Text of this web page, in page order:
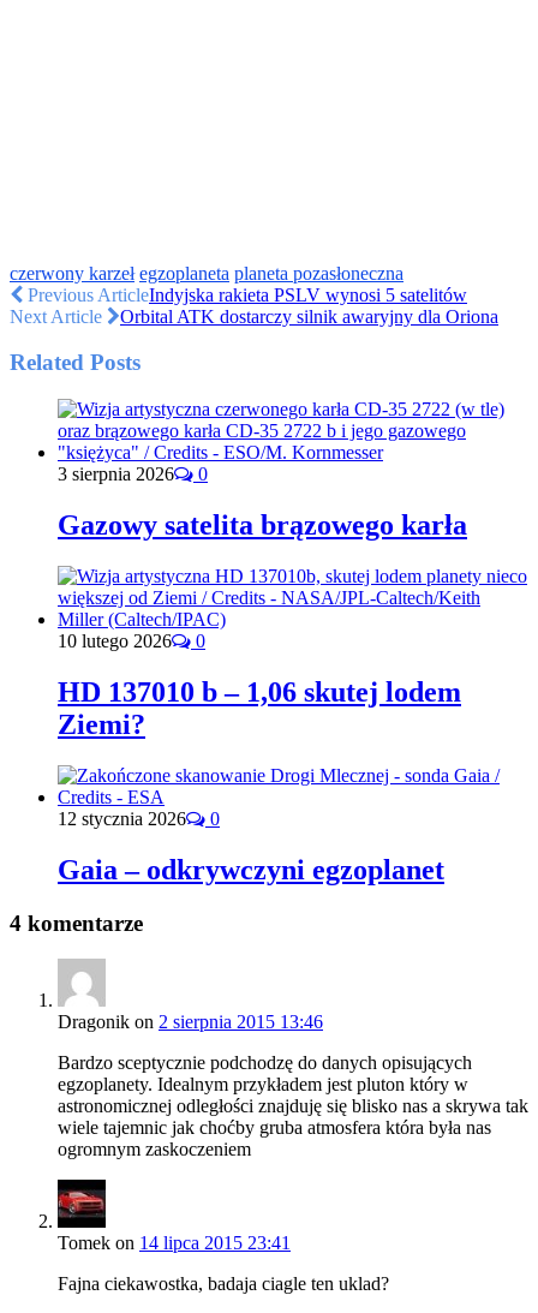
czerwony karzeł egzoplaneta planeta pozasłoneczna
Previous ArticleIndyjska rakieta PSLV wynosi 5 satelitów
Next Article
Orbital ATK dostarczy silnik awaryjny dla Oriona
Related Posts
3 sierpnia 2026 0
Gazowy satelita brązowego karła
10 lutego 2026 0
HD 137010 b – 1,06 skutej lodem
Ziemi?
12 stycznia 2026 0
Gaia – odkrywczyni egzoplanet
4 komentarze
Dragonik on 2 sierpnia 2015 13:46
Bardzo sceptycznie podchodzę do danych opisujących
egzoplanety. Idealnym przykładem jest pluton który w
astronomicznej odległości znajduję się blisko nas a skrywa tak
wiele tajemnic jak choćby gruba atmosfera która była nas
ogromnym zaskoczeniem
Tomek on 14 lipca 2015 23:41
Fajna ciekawostka, badaja ciagle ten uklad?